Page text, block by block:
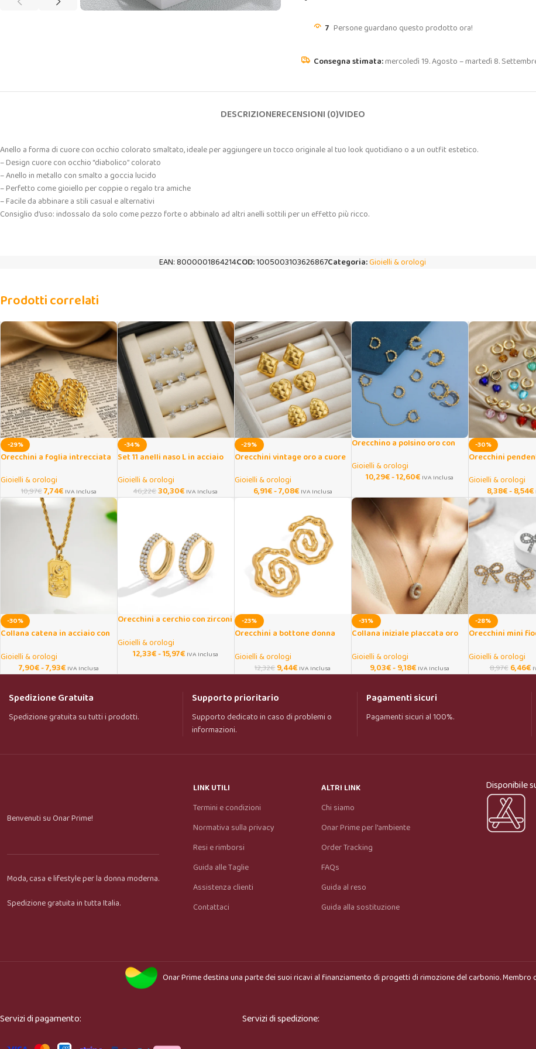
Dimmi cosa stai cercando e ti aiuto a trovare il
7 Persone guardano questo prodotto ora!
mercoledì 19. Agosto – martedì 8.
DESCRIZIONERECENSIONI (0)VIDEO
Anello a forma di cuore con occhio colorato smaltato, ideale per aggiungere un tocco originale al tuo look quotidiano o a un outfit estetico.
– Design cuore con occhio “diabolico” colorato
– Anello in metallo con smalto a goccia lucido
– Perfetto come gioiello per coppie o regalo tra amiche
– Facile da abbinare a stili casual e alternativi
Consiglio d’uso: indossalo da solo come pezzo forte o abbinalo ad altri anelli sottili per un effetto più ricco.
EAN:8000001864214COD:1005003103626867Categoria:Gioielli & orologi
Prodotti correlati
-29%
Orecchini a foglia intrecciata
Gioielli & orologi
10,97€7,74€ IVA Inclusa
-34%
Set 11 anelli naso L in acciaio
Gioielli & orologi
46,22€30,30€ IVA Inclusa
-29%
Orecchini vintage oro a cuore
Gioielli & orologi
6,91€-7,08€ IVA Inclusa
Orecchino a polsino oro con
Gioielli & orologi
10,29€-12,60€ IVA Inclusa
-30%
Orecchini
Gioielli & orologi
8,38€- 8,54€
-30%
Collana catena in acciaio con
Gioielli & orologi
7,90€-7,93€ IVA Inclusa
Orecchini a cerchio con zirconi
Gioielli & orologi
12,33€-15,97€ IVA Inclusa
-23%
Orecchini a bottone donna
Gioielli & orologi
12,32€9,44€ IVA Inclusa
-31%
Collana iniziale placcata oro
Gioielli & orologi
9,03€-9,18€ IVA Inclusa
-28%
Orecchini mini
Gioielli & orologi
8,97€ 6,46€
Spedizione Gratuita
Spedizione gratuita su tutti i prodotti.
Supporto prioritario
Supporto dedicato in caso di problemi o
informazioni.
Pagamenti sicuri
Pagamenti sicuri al 100%.
Benvenuti su Onar Prime!
Moda, casa e lifestyle per la donna moderna.
Spedizione gratuita in tutta Italia.
LINK UTILI
Termini e condizioni
Normativa sulla privacy
Resi e rimborsi
Guida alle Taglie
Assistenza clienti
Contattaci
ALTRI LINK
Chi siamo
Onar Prime per l'ambiente
Order Tracking
FAQs
Guida al reso
Guida alla sostituzione
Disponibile
Onar Primedestina una parte dei suoi ricavi al finanziamento di progetti di rimozione del carbonio. Membro
Servizi di pagamento: Servizi di spedizione: